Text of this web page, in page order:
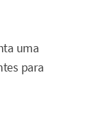
uma
para